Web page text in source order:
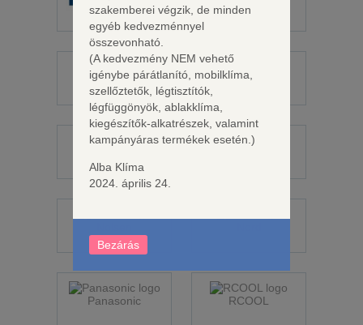
Kaisai
LG
Midea
Panasonic RCOOL
szakemberei végzik, de minden
egyéb kedvezménnyel
összevonható.
(A kedvezmény NEM vehető
igénybe párátlanító, mobilklíma,
szellőztetők, légtisztítók,
légfüggönyök, ablakklíma,
kiegészítők-alkatrészek, valamint
kampányáras termékek esetén.)
Alba Klíma
2024. április 24.
Bezárás